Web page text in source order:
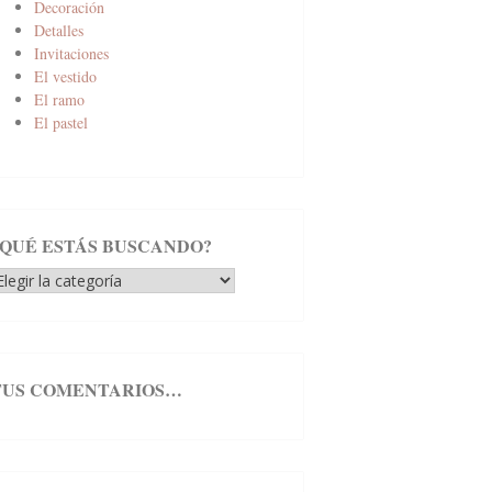
Decoración
Detalles
Invitaciones
El vestido
El ramo
El pastel
ESTÁS BUSCANDO?
COMENTARIOS…